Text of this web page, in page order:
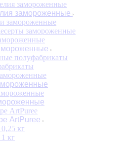
замороженные
замороженные
замороженные
полуфабрикаты
ArtPuree
кг
кг